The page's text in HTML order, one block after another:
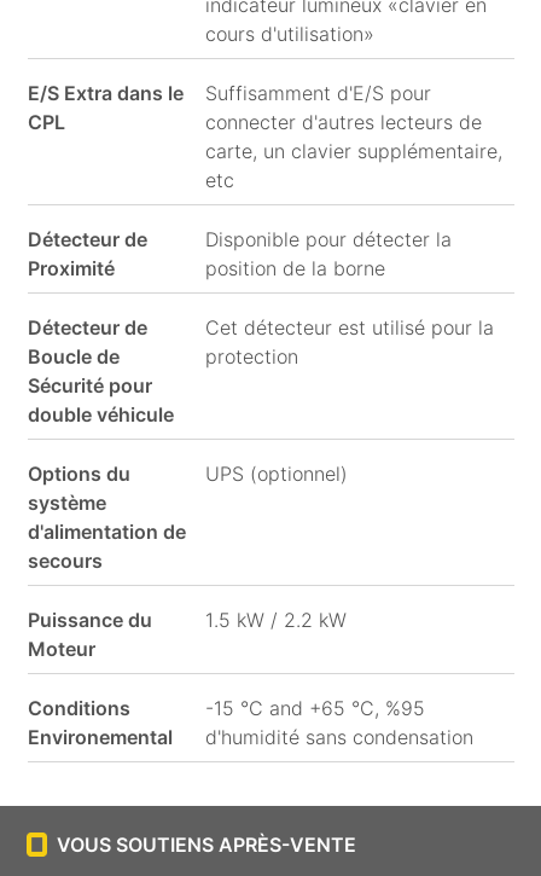
indicateur lumineux «clavier en
cours d'utilisation»
E/S Extra dans le
CPL
Suffisamment d'E/S pour
connecter d'autres lecteurs de
carte, un clavier supplémentaire,
etc
Détecteur de
Proximité
Disponible pour détecter la
position de la borne
Détecteur de
Boucle de
Sécurité pour
double véhicule
Cet détecteur est utilisé pour la
protection
Options du
système
d'alimentation de
secours
UPS (optionnel)
Puissance du
Moteur
1.5 kW / 2.2 kW
Conditions
Environemental
-15 °C and +65 °C, %95
d'humidité sans condensation
VOUS SOUTIENS APRÈS-VENTE